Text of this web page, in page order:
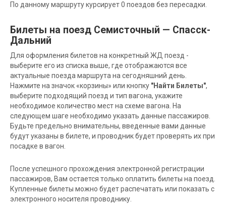
По данному маршруту курсирует 0 поездов без пересадки.
Билеты на поезд Семисточный — Спасск-
Дальний
Для оформления билетов на конкретный ЖД поезд -
выберите его из списка выше, где отображаются все
актуальные поезда маршрута на сегодняшний день.
Нажмите на значок «корзины» или кнопку "Найти Билеты",
выберите подходящий поезд и тип вагона, укажите
необходимое количество мест на схеме вагона. На
следующем шаге необходимо указать данные пассажиров.
Будьте предельно внимательны, введенные вами данные
будут указаны в билете, и проводник будет проверять их при
посадке в вагон.
После успешного прохождения электронной регистрации
пассажиров, Вам остается только оплатить билеты на поезд.
Купленные билеты можно будет распечатать или показать с
электронного носителя проводнику.